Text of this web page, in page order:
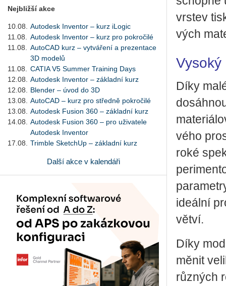
Nejbližší akce
10.08.
Autodesk Inventor – kurz iLogic
11.08.
Autodesk Inventor – kurz pro pokročilé
11.08.
AutoCAD kurz – vytváření a prezentace
3D modelů
11.08.
CATIA V5 Summer Training Days
12.08.
Autodesk Inventor – základní kurz
12.08.
Blender – úvod do 3D
13.08.
AutoCAD – kurz pro středně pokročilé
13.08.
Autodesk Fusion 360 – základní kurz
14.08.
Autodesk Fusion 360 – pro uživatele
Autodesk Inventor
17.08.
Trimble SketchUp – základní kurz
Další akce v kalendáři
vrs­tev
vých
Díky
vé­ho
ro­ké
ide­ál­ní
vět­ví.
Díky
měnit
růz­ných